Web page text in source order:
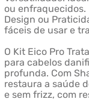
ou enfraquecidos.
Design ou
fáceis de usar e
O Kit Eico Pro
para cabelos
profunda. Com
restaura a saúde
e sem frizz, com